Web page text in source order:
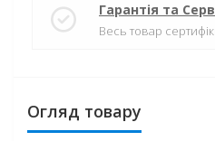
Гарантія та
Весь товар
Огляд товару